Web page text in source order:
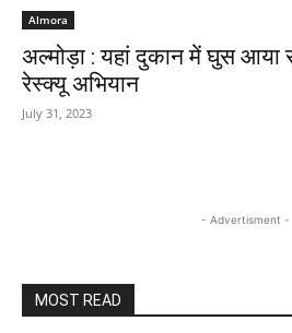
Almora
अल्मोड़ा : यहां दुकान में घुस
रेस्क्यू अभियान
July 31, 2023
- Advertisment -
MOST READ